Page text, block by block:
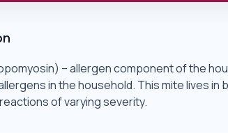
– allergen component of the
in the household. This mite lives
of varying severity.